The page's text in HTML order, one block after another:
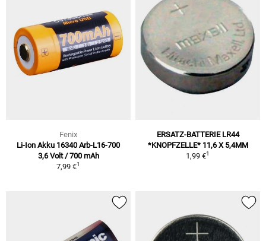
Fenix
Li-Ion Akku 16340 Arb-L16-700
3,6 Volt / 700 mAh
7,99 €1
ERSATZ-BATTERIE LR44
*KNOPFZELLE* 11,6 X 5,4MM
1,99 €1